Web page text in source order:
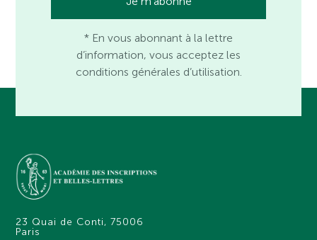
* En vous abonnant à la lettre
d’information, vous acceptez les
conditions générales d’utilisation.
23 Quai de Conti, 75006
Paris